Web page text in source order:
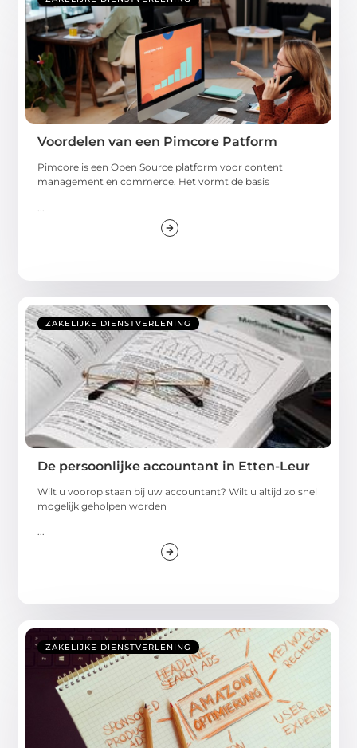
Voordelen van een Pimcore Patform
Pimcore is een Open Source platform voor content
management en commerce. Het vormt de basis
ZAKELIJKE DIENSTVERLENING
De persoonlijke accountant in Etten-Leur
Wilt u voorop staan bij uw accountant? Wilt u altijd zo snel
mogelijk geholpen worden
...
ZAKELIJKE DIENSTVERLENING